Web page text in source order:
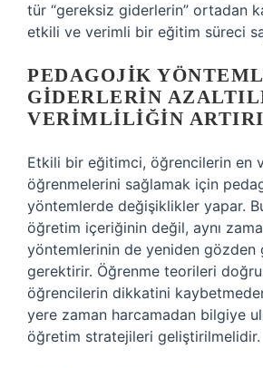
tür “gereksiz giderlerin” ortadan
etkili ve verimli bir eğitim süreci
PEDAGOJIK
GIDERLERIN
VERIMLILIĞIN
Etkili bir eğitimci, öğrencilerin en
öğrenmelerini sağlamak için
yöntemlerde değişiklikler yapar.
öğretim içeriğinin değil, aynı
yöntemlerinin de yeniden gözden
gerektirir. Öğrenme teorileri
öğrencilerin dikkatini
yere zaman harcamadan bilgiye
öğretim stratejileri geliştirilmelidir.